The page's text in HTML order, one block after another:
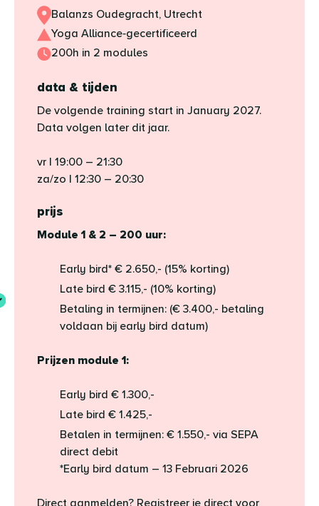
Balanzs Oudegracht, Utrecht
Yoga Alliance‑gecertificeerd
200h in 2 modules
data & tijden
De volgende training start in January 2027.
Data volgen later dit jaar.
vr | 19:00 – 21:30
za/zo | 12:30 – 20:30
prijs
Module 1 & 2 – 200 uur:
Early bird* € 2.650,- (15% korting)
Late bird € 3.115,- (10% korting)
Betaling in termijnen: (€ 3.400,- betaling
voldaan bij early bird datum)
Prijzen module 1:
Early bird € 1.300,-
Late bird € 1.425,-
Betalen in termijnen: € 1.550,- via SEPA
direct debit
*Early bird datum – 13 Februari 2026